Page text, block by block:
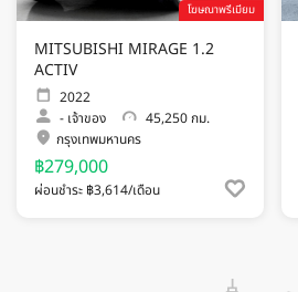
โฆษณาพรีเมียม
MITSUBISHI MIRAGE 1.2
ACTIV
2022
- เจ้าของ
45,250 กม.
กรุงเทพมหานคร
฿279,000
ผ่อนชำระ ฿3,614/เดือน